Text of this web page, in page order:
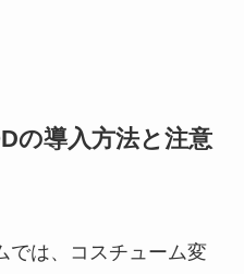
の導入方法と注意
では、コスチューム変